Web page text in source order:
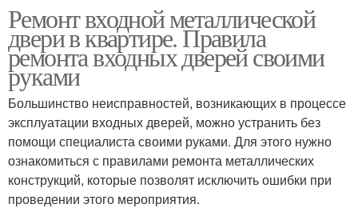
Ремонт входной металлической
двери в квартире. Правила
ремонта входных дверей своими
руками
Большинство неисправностей, возникающих в процессе
эксплуатации входных дверей, можно устранить без
помощи специалиста своими руками. Для этого нужно
ознакомиться с правилами ремонта металлических
конструкций, которые позволят исключить ошибки при
проведении этого мероприятия.